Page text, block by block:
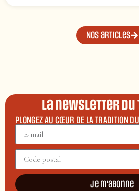
Nos articles
La newsletter
PLONGEZ AU CŒUR DE LA TRADITION
Je m'abonne